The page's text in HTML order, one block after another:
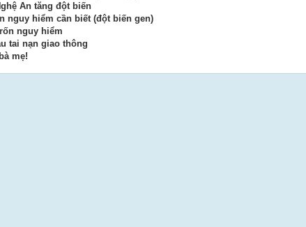
An tăng đột biến
nguy hiểm cần biết (đột biến gen)
nguy hiểm
tai nạn giao thông
mẹ!